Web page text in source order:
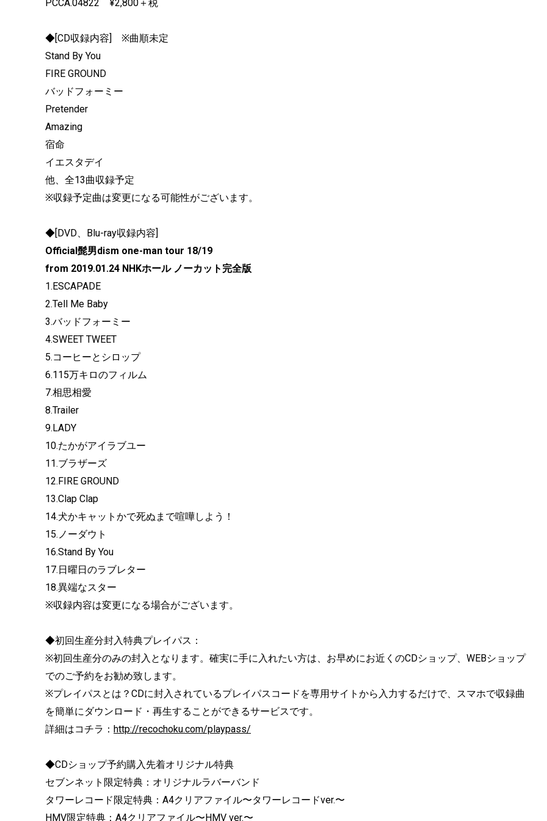
PCCA.04822 ¥2,800＋税
◆[CD収録内容] ※曲順未定
Stand By You
FIRE GROUND
バッドフォーミー
Pretender
Amazing
宿命
イエスタデイ
他、全13曲収録予定
※収録予定曲は変更になる可能性がございます。
◆[DVD、Blu-ray収録内容]
Official髭男dism one-man tour 18/19
from 2019.01.24 NHKホール ノーカット完全版
1.ESCAPADE
2.Tell Me Baby
3.バッドフォーミー
4.SWEET TWEET
5.コーヒーとシロップ
6.115万キロのフィルム
7.相思相愛
8.Trailer
9.LADY
10.たかがアイラブユー
11.ブラザーズ
12.FIRE GROUND
13.Clap Clap
14.犬かキャットかで死ぬまで喧嘩しよう！
15.ノーダウト
16.Stand By You
17.日曜日のラブレター
18.異端なスター
※収録内容は変更になる場合がございます。
◆初回生産分封入特典プレイパス：
※初回生産分のみの封入となります。確実に手に入れたい方は、お早めにお近くのCDショップ、WEBショップ
でのご予約をお勧め致します。
※プレイパスとは？CDに封入されているプレイパスコードを専用サイトから入力するだけで、スマホで収録曲
を簡単にダウンロード・再生することができるサービスです。
詳細はコチラ： http://recochoku.com/playpass/
◆CDショップ予約購入先着オリジナル特典
セブンネット限定特典：オリジナルラバーバンド
タワーレコード限定特典：A4クリアファイル〜タワーレコードver.〜
HMV限定特典：A4クリアファイル〜HMV ver.〜